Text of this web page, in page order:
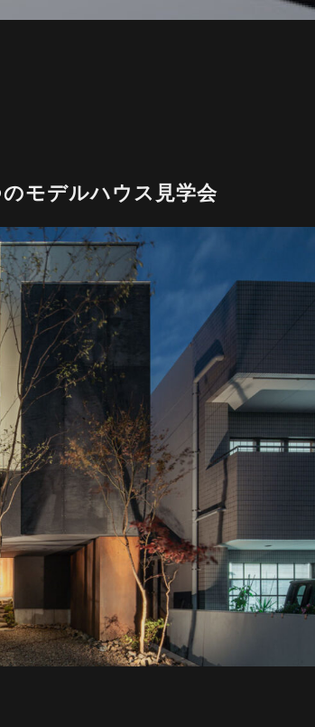
モデルハウス見学会